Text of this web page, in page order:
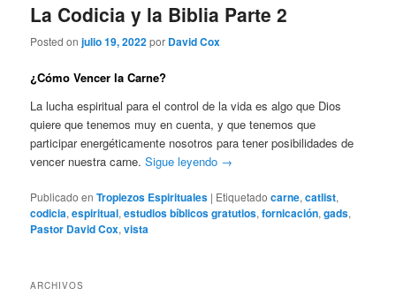
La Codicia y la Biblia Parte 2
Posted onjulio 19, 2022por David Cox
¿Cómo Vencer la Carne?
La lucha espiritual para el control de la vida es algo que Dios
quiere que tenemos muy en cuenta, y que tenemos que
participar energéticamente nosotros para tener posibilidades de
vencer nuestra carne.Sigue leyendo →
Publicado en Tropiezos Espirituales | Etiquetado carne,catlist,
codicia,espiritual,estudios bíblicos gratutios,fornicación,gads,
Pastor David Cox,vista
ARCHIVOS